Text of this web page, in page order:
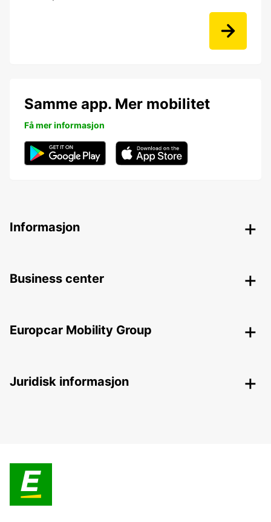
Samme app. Mer mobilitet
Få mer informasjon
Informasjon
Business center
Europcar Mobility Group
Juridisk informasjon